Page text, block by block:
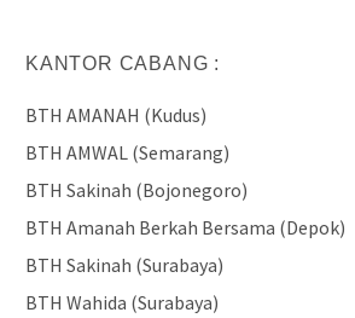
KANTOR CABANG :
BTH AMANAH (Kudus)
BTH AMWAL (Semarang)
BTH Sakinah (Bojonegoro)
BTH Amanah Berkah Bersama (Depok)
BTH Sakinah (Surabaya)
BTH Wahida (Surabaya)